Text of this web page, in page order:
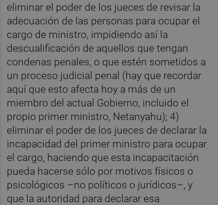
eliminar el poder de los jueces de revisar la
adecuación de las personas para ocupar el
cargo de ministro, impidiendo así la
descualificación de aquellos que tengan
condenas penales, o que estén sometidos a
un proceso judicial penal (hay que recordar
aquí que esto afecta hoy a más de un
miembro del actual Gobierno, incluido el
propio primer ministro, Netanyahu); 4)
eliminar el poder de los jueces de declarar la
incapacidad del primer ministro para ocupar
el cargo, haciendo que esta incapacitación
pueda hacerse sólo por motivos físicos o
psicológicos –no políticos o jurídicos–, y
que la autoridad para declarar esa